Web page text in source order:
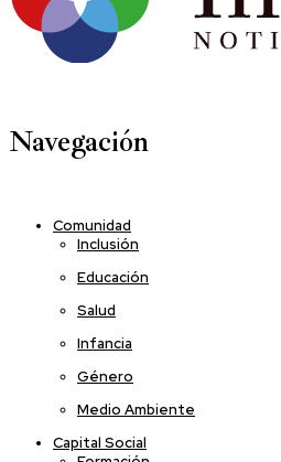
Navegación
Comunidad
Inclusión
Educación
Salud
Infancia
Género
Medio Ambiente
Capital Social